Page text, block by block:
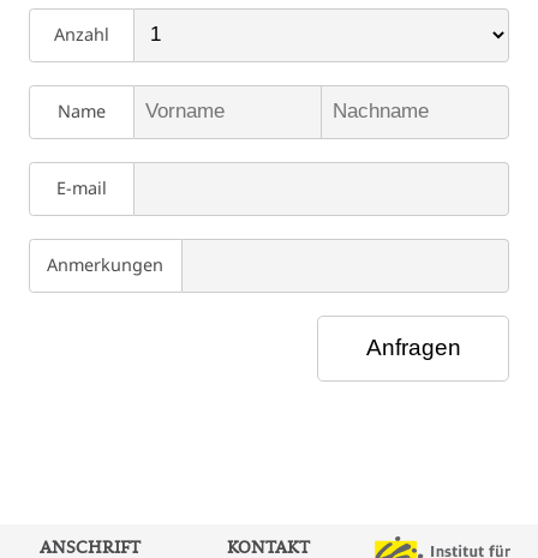
Anzahl
Name
E-mail
Anmerkungen
ANSCHRIFT KONTAKT